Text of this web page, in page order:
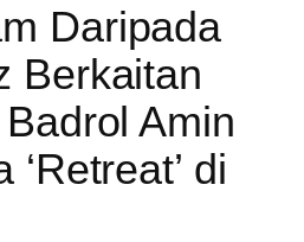
Daripada
Berkaitan
Amin
di